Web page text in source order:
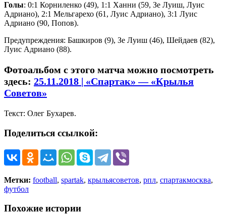
Голы: 0:1 Корниленко (49), 1:1 Ханни (59, Зе Луиш, Луис
Адриано), 2:1 Мельгарехо (61, Луис Адриано), 3:1 Луис
Адриано (90, Попов).
Предупреждения: Башкиров (9), Зе Луиш (46), Шейдаев (82),
Луис Адриано (88).
Фотоальбом с этого матча можно посмотреть
здесь: 25.11.2018 | «Спартак» — «Крылья
Советов»
Текст: Олег Бухарев.
Поделиться ссылкой:
Метки: football, spartak, крыльясоветов, рпл, спартакмосква,
футбол
Похожие истории